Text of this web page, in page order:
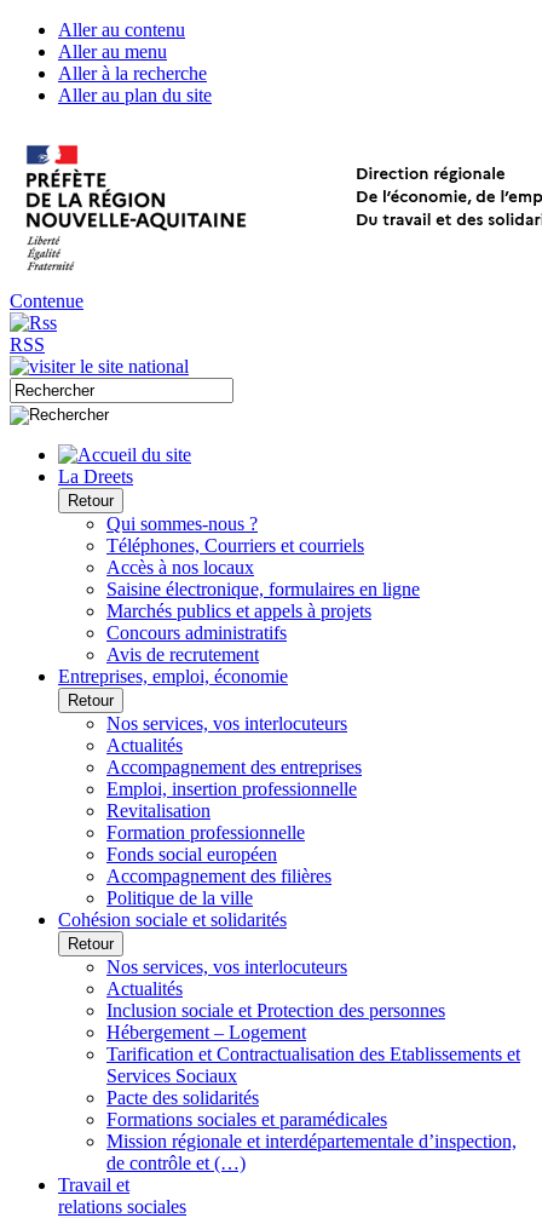
Aller au contenu
Aller au menu
Aller à la recherche
Aller au plan du site
Contenue
RSS
La Dreets
Retour
Qui sommes-nous ?
Téléphones, Courriers et courriels
Accès à nos locaux
Saisine électronique, formulaires en ligne
Marchés publics et appels à projets
Concours administratifs
Avis de recrutement
Entreprises, emploi, économie
Retour
Nos services, vos interlocuteurs
Actualités
Accompagnement des entreprises
Emploi, insertion professionnelle
Revitalisation
Formation professionnelle
Fonds social européen
Accompagnement des filières
Politique de la ville
Cohésion sociale et solidarités
Retour
Nos services, vos interlocuteurs
Actualités
Inclusion sociale et Protection des personnes
Hébergement – Logement
Tarification et Contractualisation des Etablissements et
Services Sociaux
Pacte des solidarités
Formations sociales et paramédicales
Mission régionale et interdépartementale d’inspection,
de contrôle et (…)
Travail et
relations sociales